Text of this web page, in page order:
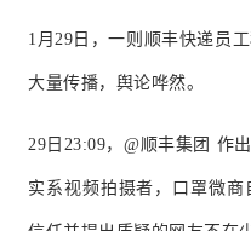
1月29日，一则顺丰快递员
大量传播，舆论哗然。
29日 23:09，@顺丰集团 作
实系视频拍摄者，口罩微商